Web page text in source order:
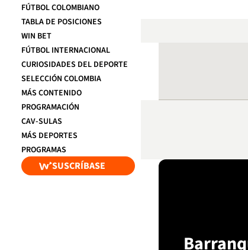
FÚTBOL COLOMBIANO
TABLA DE POSICIONES
WIN BET
FÚTBOL INTERNACIONAL
CURIOSIDADES DEL DEPORTE
SELECCIÓN COLOMBIA
MÁS CONTENIDO
PROGRAMACIÓN
CAV-SULAS
MÁS DEPORTES
PROGRAMAS
SUSCRÍBASE